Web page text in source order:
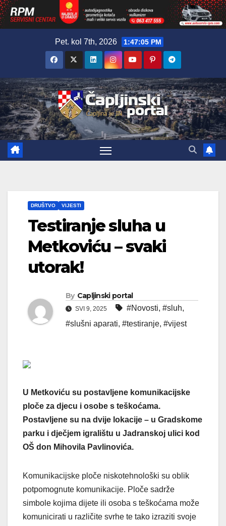
Pet. kol 7th, 2026 1:47:07 PM
DRUŠTVO VIJESTI
Testiranje sluha u
Metkoviću – svaki
utorak!
By Capljinski portal
SVI 9, 2025 #Novosti, #sluh,
#slušni aparati, #testiranje, #vijest
U Metkoviću su postavljene komunikacijske
ploče za djecu i osobe s teškoćama.
Postavljene su na dvije lokacije – u Gradskome
parku i dječjem igralištu u Jadranskoj ulici kod
OŠ don Mihovila Pavlinovića.
Komunikacijske ploče niskotehnološki su oblik
potpomognute komunikacije. Ploče sadrže
simbole kojima dijete ili osoba s teškoćama može
komunicirati u različite svrhe te tako izraziti svoje